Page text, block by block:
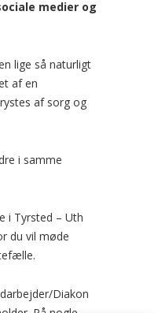
medier og
lige så naturligt
af en
af sorg og
i samme
i Tyrsted – Uth
du vil møde
Diakon